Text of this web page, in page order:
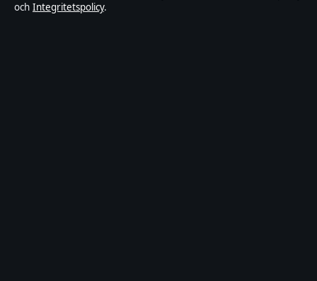
Ägande & finansiering
och Integritetspolicy.